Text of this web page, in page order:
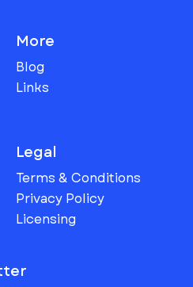
More
Blog
Links
Legal
Terms & Conditions
Privacy Policy
Licensing